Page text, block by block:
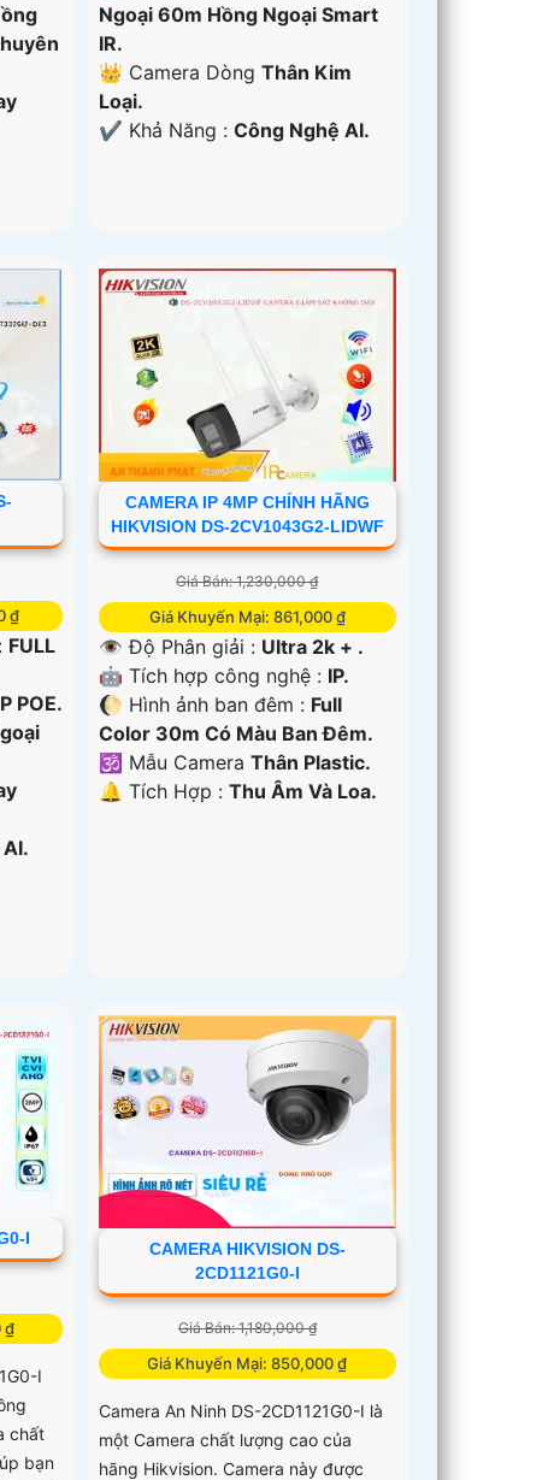
Ngoại 60m Hồng Ngoại Smart
IR.
👑 Camera DòngThân Kim
Loại.
️✔️ Khả Năng :Công Nghệ AI.
₫
FULL
POE.
CAMERA IP 4MP CHÍNH HÃNG
HIKVISION DS-2CV1043G2-LIDWF
Giá Bán: 1,230,000 ₫
Giá Khuyến Mại: 861,000 ₫
👁 Độ Phân giải : Ultra 2k + .
🤖️ Tích hợp công nghệ : IP.
🌔 Hình ảnh ban đêm : Full
Color 30m Có Màu Ban Ðêm.
🕉️ Mẫu CameraThân Plastic.
️🔔 Tích Hợp :Thu Âm Và Loa.
I
₫
I
chất
bạn
CAMERA HIKVISION DS-
2CD1121G0-I
Giá Bán: 1,180,000 ₫
Giá Khuyến Mại: 850,000 ₫
Camera An Ninh DS-2CD1121G0-I là
một Camera chất lượng cao của
hãng Hikvision. Camera này được